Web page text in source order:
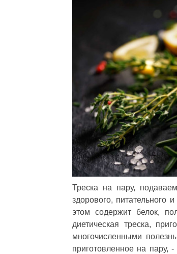
Треска на пару,
здорового, питательного
этом содержит белок,
диетическая треска,
многочисленными
приготовленное на пару,